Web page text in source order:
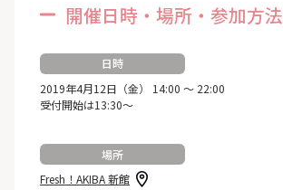
開催日時・場所・参加方法
日時
2019年4月12日（金） 14:00 ～ 22:00
受付開始は13:30～
場所
Fresh！AKIBA 新館